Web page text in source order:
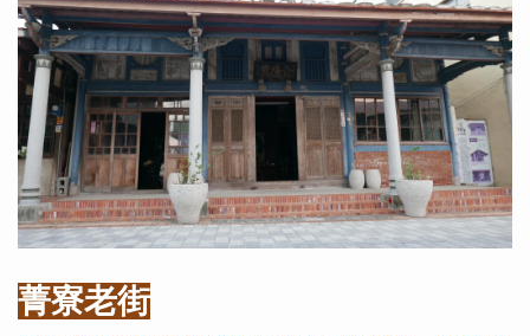
菁寮老街